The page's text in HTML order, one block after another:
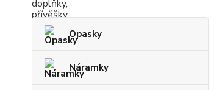
Opasky
Náramky